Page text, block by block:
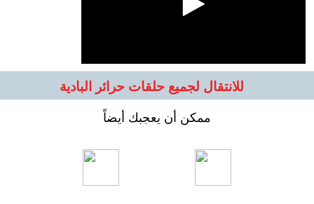
للانتقال لجميع حلقات حرائر البادية
ممكن أن يعجبك أيضاً